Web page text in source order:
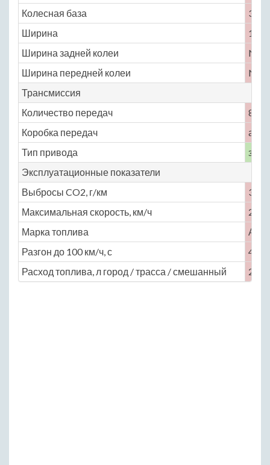
Колесная база
3112
Ширина
1947
Ширина задней колеи
No
Ширина передней колеи
No
Трансмиссия
Количество передач
8
Коробка передач
Тип привода
Эксплуатационные показатели
Выбросы CO2, г/км
330
Максимальная скорость, км/ч
250
Марка топлива
АИ-
Разгон до 100 км/ч, с
4.9
Расход топлива, л город / трасса / смешанный
21.4